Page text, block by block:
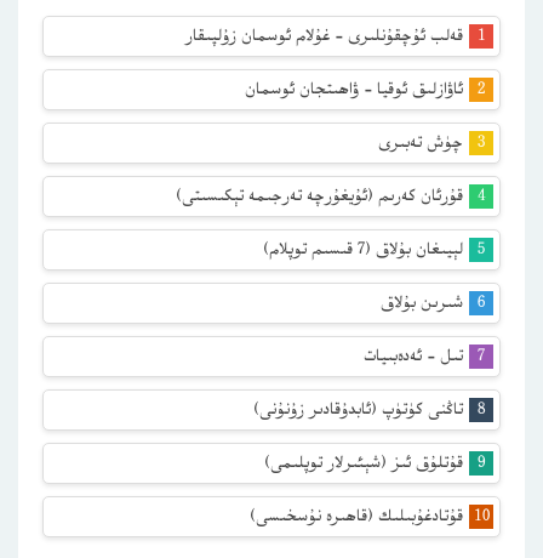
قەلب ئۇچقۇنلىرى – غۇلام ئوسمان زۇلپىقار
ئاۋازلىق ئوقيا – ۋاھىتجان ئوسمان
چۈش تەبىرى
قۇرئان كەرىم (ئۇيغۇرچە تەرجىمە تېكىسىتى)
لېيىغان بۇلاق (7 قىسىم توپلام)
شىرىن بۇلاق
تىل – ئەدەبىيات
تاڭنى كۈتۈپ (ئابدۇقادىر زۇنۇنى)
قۇتلۇق ئىز (شېئىرلار توپلىمى)
قۇتادغۇبىلىك (قاھىرە نۇسخىسى)